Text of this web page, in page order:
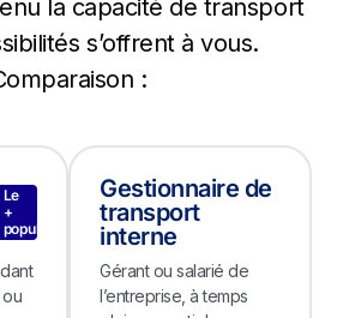
la capacité de transport
s’offrent à vous.
:
Le
+
populaire
Gestionnaire de
transport
interne
Gérant ou salarié de
l’entreprise, à temps